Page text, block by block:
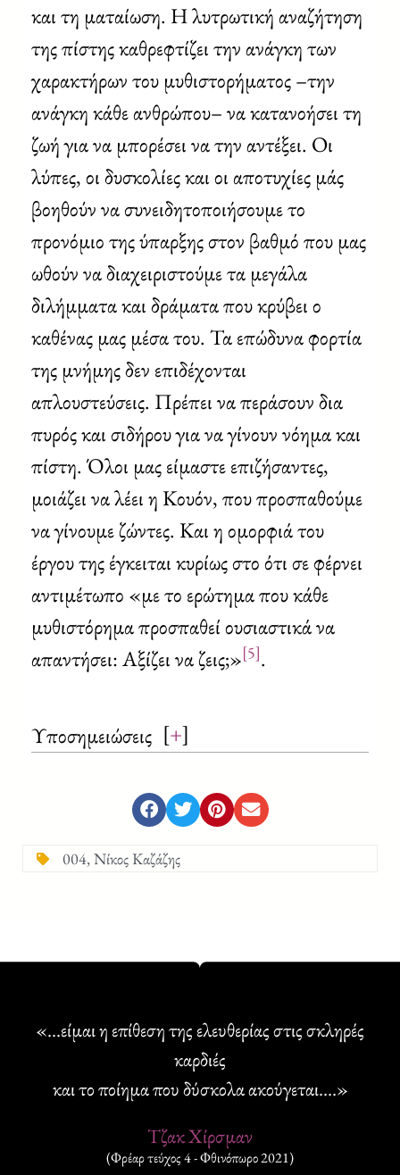
και τη ματαίωση. Η λυτρωτική αναζήτηση
της πίστης καθρεφτίζει την ανάγκη των
χαρακτήρων του μυθιστορήματος –την
ανάγκη κάθε ανθρώπου– να κατανοήσει τη
ζωή για να μπορέσει να την αντέξει. Οι
λύπες, οι δυσκολίες και οι αποτυχίες μάς
βοηθούν να συνειδητοποιήσουμε το
προνόμιο της ύπαρξης στον βαθμό που μας
ωθούν να διαχειριστούμε τα μεγάλα
διλήμματα και δράματα που κρύβει ο
καθένας μας μέσα του. Τα επώδυνα φορτία
της μνήμης δεν επιδέχονται
απλουστεύσεις. Πρέπει να περάσουν δια
πυρός και σιδήρου για να γίνουν νόημα και
πίστη. Όλοι μας είμαστε επιζήσαντες,
μοιάζει να λέει η Κουόν, που προσπαθούμε
να γίνουμε ζώντες. Και η ομορφιά του
έργου της έγκειται κυρίως στο ότι σε φέρνει
αντιμέτωπο «με το ερώτημα που κάθε
μυθιστόρημα προσπαθεί ουσιαστικά να
απαντήσει: Αξίζει να ζεις;»[5].
Υποσημειώσεις [+]
004,Νίκος Καζάζης
«...είμαι η επίθεση της ελευθερίας στις σκληρές
καρδιές
και το ποίημα που δύσκολα ακούγεται.…»
Τζακ Χίρσμαν
(Φρέαρ τεύχος 4 - Φθινόπωρο 2021)